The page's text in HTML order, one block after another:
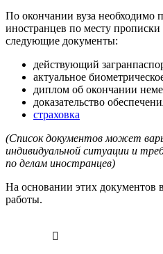
По окончании вуза необходимо
иностранцев по месту
следующие документы:
действующий
актуальное
диплом об окончании
доказательство
страховка
(Список документов может
индивидуальной ситуации и
по делам иностранцев)
На основании этих документов
работы.